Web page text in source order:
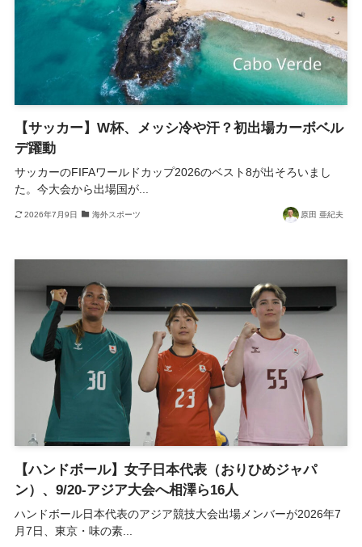
【サッカー】W杯、メッシ冷や汗？初出場カーボベル
デ躍動
サッカーのFIFAワールドカップ2026のベスト8が出そろいまし
た。今大会から出場国が...
2026年7月9日 海外スポーツ 原田 亜紀夫
【ハンドボール】女子日本代表（おりひめジャパ
ン）、9/20-アジア大会へ相澤ら16人
ハンドボール日本代表のアジア競技大会出場メンバーが2026年7
月7日、東京・味の素...